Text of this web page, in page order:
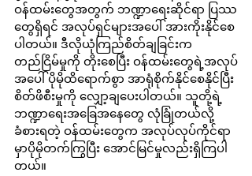
ဝန်ထမ်းတွေအတွက် ဘဏ္ဍာရေးဆိုင်ရာ ပြဿ
တွေရှိရင် အလုပ်ရှင်များအပေါ် အားကိုးနိုင်စေ
ပါတယ်။ ဒီလိုယုံကြည်စိတ်ချခြင်းက
တည်ငြိမ်မှုကို တိုးစေပြီး ဝန်ထမ်းတွေရဲ့အလုပ်
အပေါ် ပိုမိုထိရောက်စွာ အာရုံစိုက်နိုင်စေနိုင်ပြီး
စိတ်ဖိစီးမှုကို လျှော့ချပေးပါတယ်။ သူတို့ရဲ့
ဘဏ္ဍာရေးအခြေအနေတွေ လုံခြုံတယ်လို့
ခံစားရတဲ့ ဝန်ထမ်းတွေက အလုပ်လုပ်ကိုင်ရာ
မှာပိုမိုတက်ကြွပြီး အောင်မြင်မှုလည်းရှိကြပါ
တယ်။